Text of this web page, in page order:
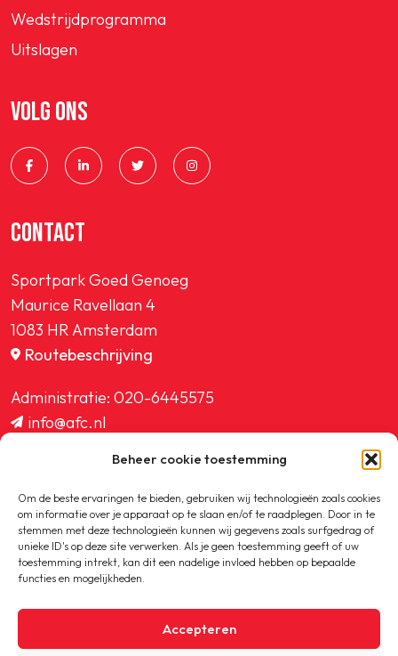
Beheer cookie toestemming
Om de beste ervaringen te bieden, gebruiken wij technologieën zoals cookies
om informatie over je apparaat op te slaan en/of te raadplegen. Door in te
stemmen met deze technologieën kunnen wij gegevens zoals surfgedrag of
unieke ID's op deze site verwerken. Als je geen toestemming geeft of uw
toestemming intrekt, kan dit een nadelige invloed hebben op bepaalde
functies en mogelijkheden.
Accepteren
Wedstrijdprogramma
Uitslagen
VOLG ONS
CONTACT
Sportpark Goed Genoeg
Maurice Ravellaan 4
1083 HR Amsterdam
Routebeschrijving
Administratie: 020-6445575
info@afc.nl
ledenadministratie@afc.nl
Copyright © 2020-2026 AFC